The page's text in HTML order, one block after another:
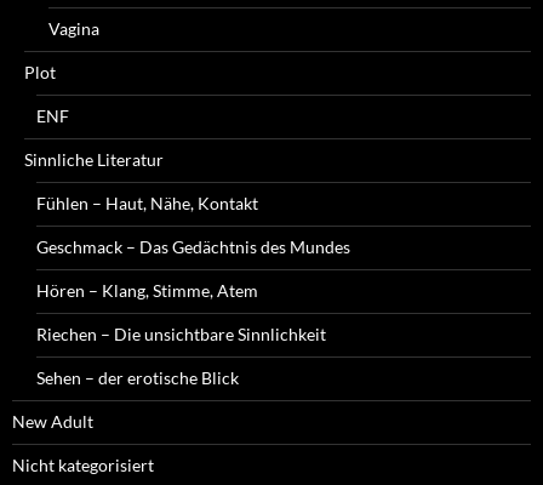
Vagina
Plot
ENF
Sinnliche Literatur
Fühlen – Haut, Nähe, Kontakt
Geschmack – Das Gedächtnis des Mundes
Hören – Klang, Stimme, Atem
Riechen – Die unsichtbare Sinnlichkeit
Sehen – der erotische Blick
New Adult
Nicht kategorisiert